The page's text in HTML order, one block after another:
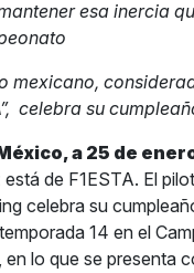
esa inercia
mexicano,
celebra su
a 25 de
de F1ESTA. El
celebra su
14 en el
en lo que se presenta